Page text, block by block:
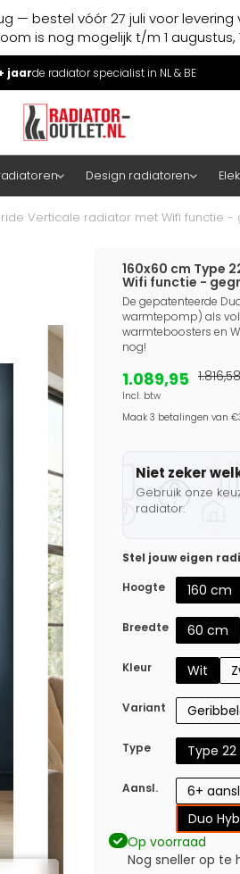
— bestel vóór 27 juli voor
is nog mogelijk t/m 1 augustus,
jaarde radiator specialist in NL & BE
Design radiatoren
Verticale radiator met Wifi functie
160x60 cm Type
Wifi functie -
De gepatenteerde
warmtepomp) als
warmteboosters en
nog!
1.089,95
Incl. btw
1.816,58
Maak 3 betalingen van
Niet zeker
Gebruik onze
radiator.
Stel jouw eigen
Hoogte
160 cm
Breedte 60 cm
Kleur Wit
Variant
Type Type 22
Aansl. 6+
Duo
Op voorraad
Nog sneller op te